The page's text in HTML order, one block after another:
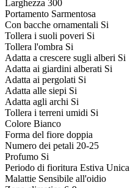
Larghezza 300
Portamento Sarmentosa
Con bacche ornamentali Si
Tollera i suoli poveri Si
Tollera l'ombra Si
Adatta a crescere sugli alberi Si
Adatta ai giardini alberati Si
Adatta ai pergolati Si
Adatta alle siepi Si
Adatta agli archi Si
Tollera i terreni umidi Si
Colore Bianco
Forma del fiore doppia
Numero dei petali 20-25
Profumo Si
Periodo di fioritura Estiva Unica
Malattie Sensibile all'oidio